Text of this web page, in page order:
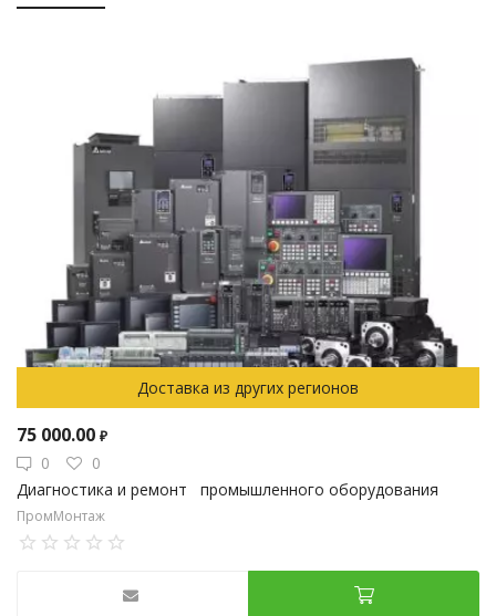
Доставка из других регионов
75 000.00 ₽
0
0
Диагностика и ремонт промышленного оборудования
ПромМонтаж